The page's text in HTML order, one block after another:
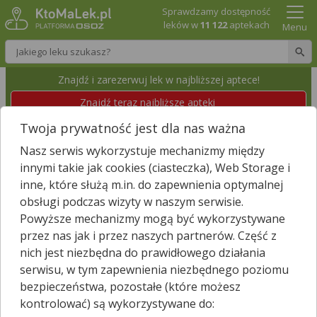
Wpisz nazwę leku
Sprawdzamy dostępność
leków w11 122aptekach Menu
Znajdź i zarezerwuj lek w najbliższej aptece!
Znajdź teraz najbliższe apteki
APTEKA
Brzyska, Brzyska 397 Wyświetl numer
Id apteki: 918 566
Zamknięta, zapraszamy dzisiaj(08:45 – 17:35)
Znajdź leki w okolicy i zarezerwuj
Godziny otwarcia
Twoja prywatność jest dla nas ważna
Nasz serwis wykorzystuje mechanizmy między
innymi takie jak cookies (ciasteczka), Web Storage i
inne, które służą m.in. do zapewnienia optymalnej
obsługi podczas wizyty w naszym serwisie.
Powyższe mechanizmy mogą być wykorzystywane
przez nas jak i przez naszych partnerów. Część z
nich jest niezbędna do prawidłowego działania
serwisu, w tym zapewnienia niezbędnego poziomu
bezpieczeństwa, pozostałe (które możesz
kontrolować) są wykorzystywane do: